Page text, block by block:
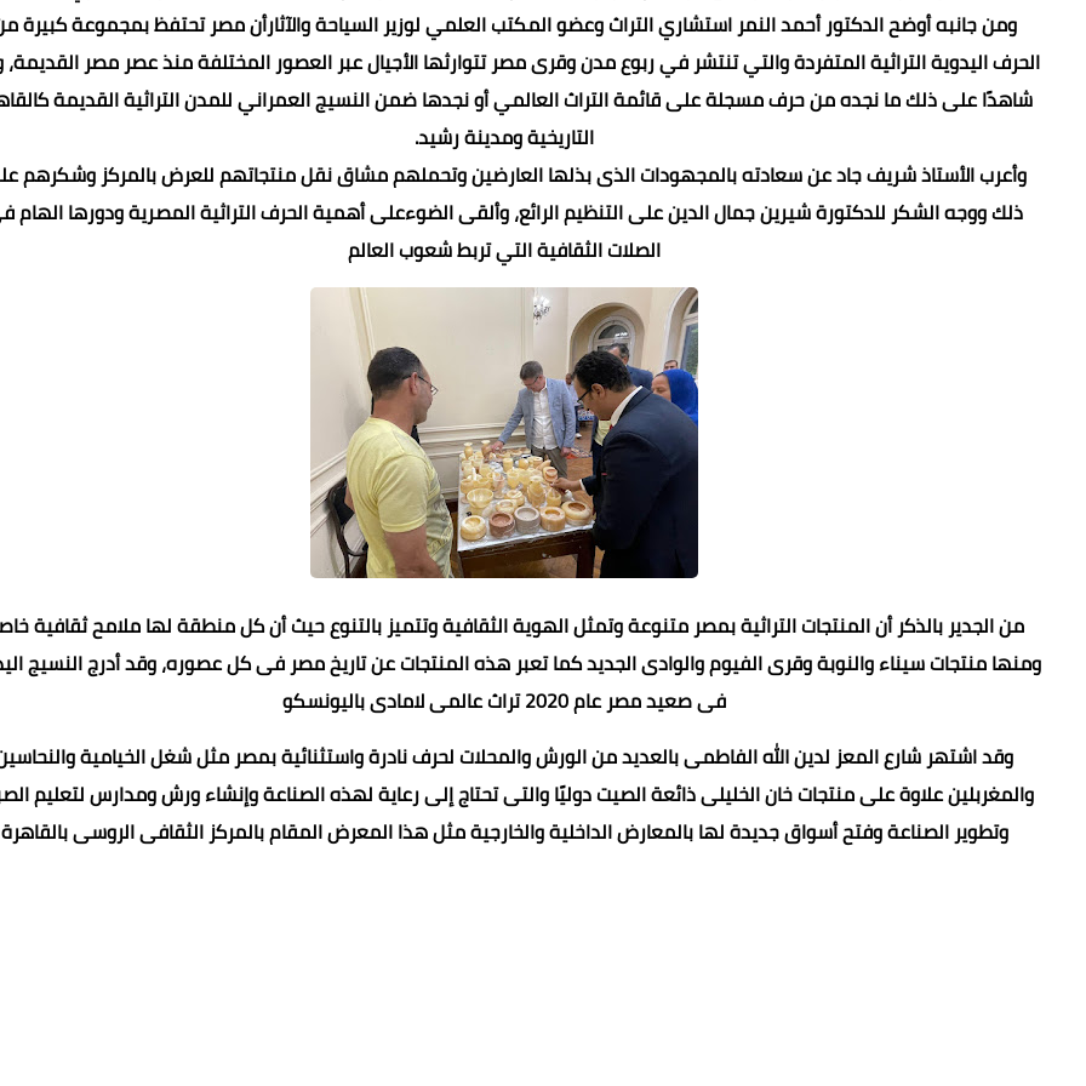
ومن جانبه أوضح الدكتور أحمد النمر استشاري التراث وعضو المكتب العلمي لوزير السياحة والآثارأن مصر تحتفظ بمجموعة كبيرة
الحرف اليدوية التراثية المتفردة والتي تنتشر في ربوع مدن وقرى مصر تتوارثها الأجيال عبر العصور المختلفة منذ عصر مصر القديمة،
شاهدًا على ذلك ما نجده من حرف مسجلة على قائمة التراث العالمي أو نجدها ضمن النسيج العمراني للمدن التراثية القديمة
التاريخية ومدينة رشيد.
وأعرب الأستاذ شريف جاد عن سعادته بالمجهودات الذى بذلها العارضين وتحملهم مشاق نقل منتجاتهم للعرض بالمركز وشكرهم
ذلك ووجه الشكر للدكتورة شيرين جمال الدين على التنظيم الرائع، وألقى الضوءعلى أهمية الحرف التراثية المصرية ودورها الهام
الصلات الثقافية التي تربط شعوب العالم
من الجدير بالذكر أن المنتجات التراثية بمصر متنوعة وتمثل الهوية الثقافية وتتميز بالتنوع حيث أن كل منطقة لها ملامح ثقافية
ومنها منتجات سيناء والنوبة وقرى الفيوم والوادى الجديد كما تعبر هذه المنتجات عن تاريخ مصر فى كل عصوره، وقد أدرج النسيج
فى صعيد مصر عام 2020 تراث عالمى لامادى باليونسكو
وقد اشتهر شارع المعز لدين الله الفاطمى بالعديد من الورش والمحلات لحرف نادرة واستثنائية بمصر مثل شغل الخيامية
والمغربلين علاوة على منتجات خان الخليلى ذائعة الصيت دوليًا والتى تحتاج إلى رعاية لهذه الصناعة وإنشاء ورش ومدارس لتعليم
وتطوير الصناعة وفتح أسواق جديدة لها بالمعارض الداخلية والخارجية مثل هذا المعرض المقام بالمركز الثقافى الروسى بالقاهرة